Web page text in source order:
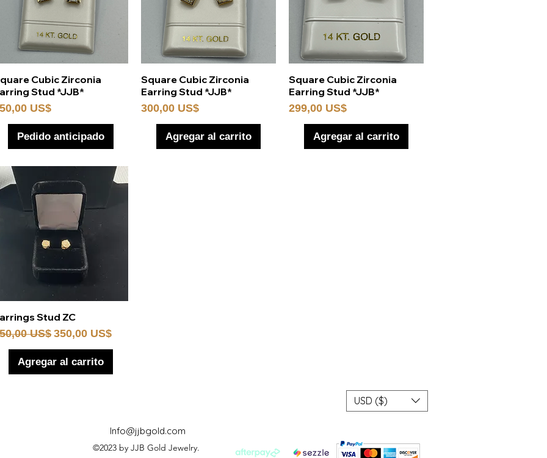
Vista rápida
Cubic Zirconia
Stud *JJB*
US$
Pedido anticipado
Vista rápida
Square Cubic Zirconia
Earring Stud *JJB*
Precio
300,00 US$
Agregar al carrito
Vista rápida
Square Cubic Zirconia
Earring Stud *JJB*
Precio
299,00 US$
Agregar al carrito
Vista rápida
Stud ZC
US$Precio de oferta
350,00 US$
Agregar al carrito
USD ($)
Info@jjbgold.com
©2023 by JJB Gold Jewelry.